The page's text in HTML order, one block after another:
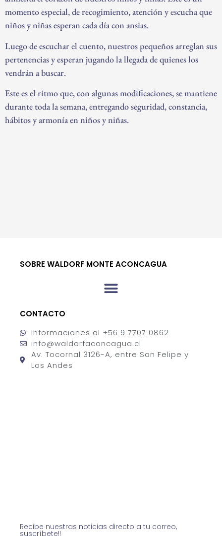
momento especial, de recogimiento, atención y escucha que
niños y niñas esperan cada día con ansias.
Luego de escuchar el cuento, nuestros pequeños arreglan sus
pertenencias y esperan jugando la llegada de quienes los
vendrán a buscar.
Este es el ritmo que, con algunas modificaciones, se mantiene
durante toda la semana, entregando seguridad, constancia,
hábitos y armonía en niños y niñas.
SOBRE WALDORF MONTE ACONCAGUA
CONTACTO
Informaciones al +56 9 7707 0862
info@waldorfaconcagua.cl
Av. Tocornal 3126-A, entre San Felipe y
Los Andes
Recibe nuestras noticias directo a tu correo,
suscríbete!!